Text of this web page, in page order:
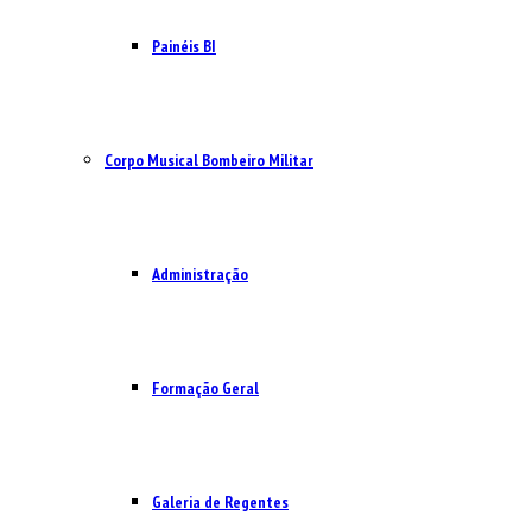
Painéis BI
Corpo Musical Bombeiro Militar
Administração
Formação Geral
Galeria de Regentes